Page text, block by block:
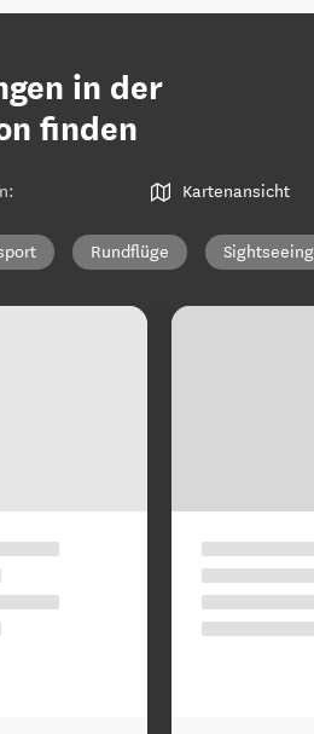
in der
finden
: Kartenansicht
Rundflüge Sightseeing